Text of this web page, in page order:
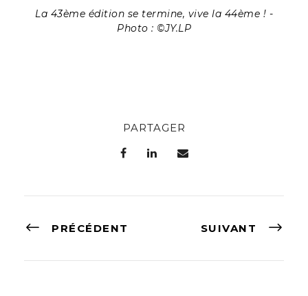
La 43ème édition se termine, vive la 44ème ! -
Photo : ©JY.LP
PARTAGER
PRÉCÉDENT SUIVANT